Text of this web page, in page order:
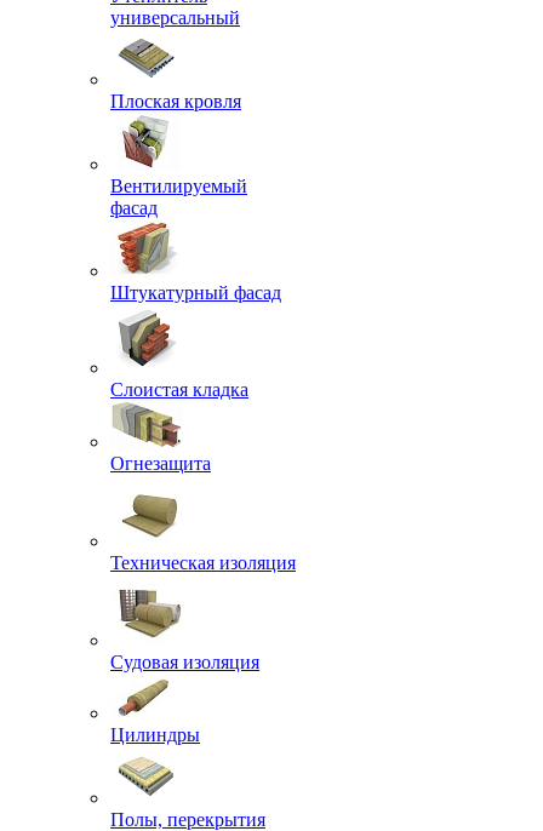
универсальный
Плоская кровля
Вентилируемый
фасад
Штукатурный фасад
Слоистая кладка
Огнезащита
Техническая изоляция
Судовая изоляция
Цилиндры
Полы, перекрытия